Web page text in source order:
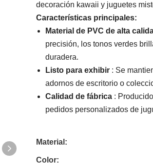
decoración kawaii y juguetes
Características principales:
Material de PVC de alta
precisión, los tonos verdes
duradera.
Listo para exhibir : Se
adornos de escritorio o
Calidad de fábrica :
pedidos personalizados de
Material:
Color: